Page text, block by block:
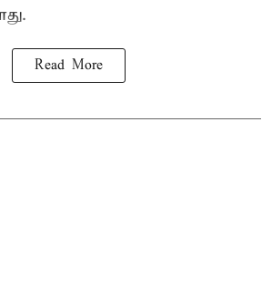
Read More